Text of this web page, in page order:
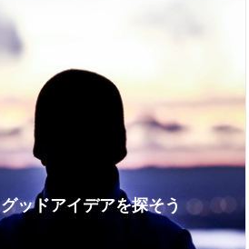
グッドアイデアを探そう